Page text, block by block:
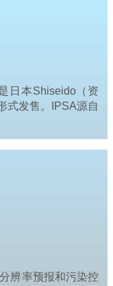
日本Shiseido（资
式发售。IPSA源自
辨率预报和污染控